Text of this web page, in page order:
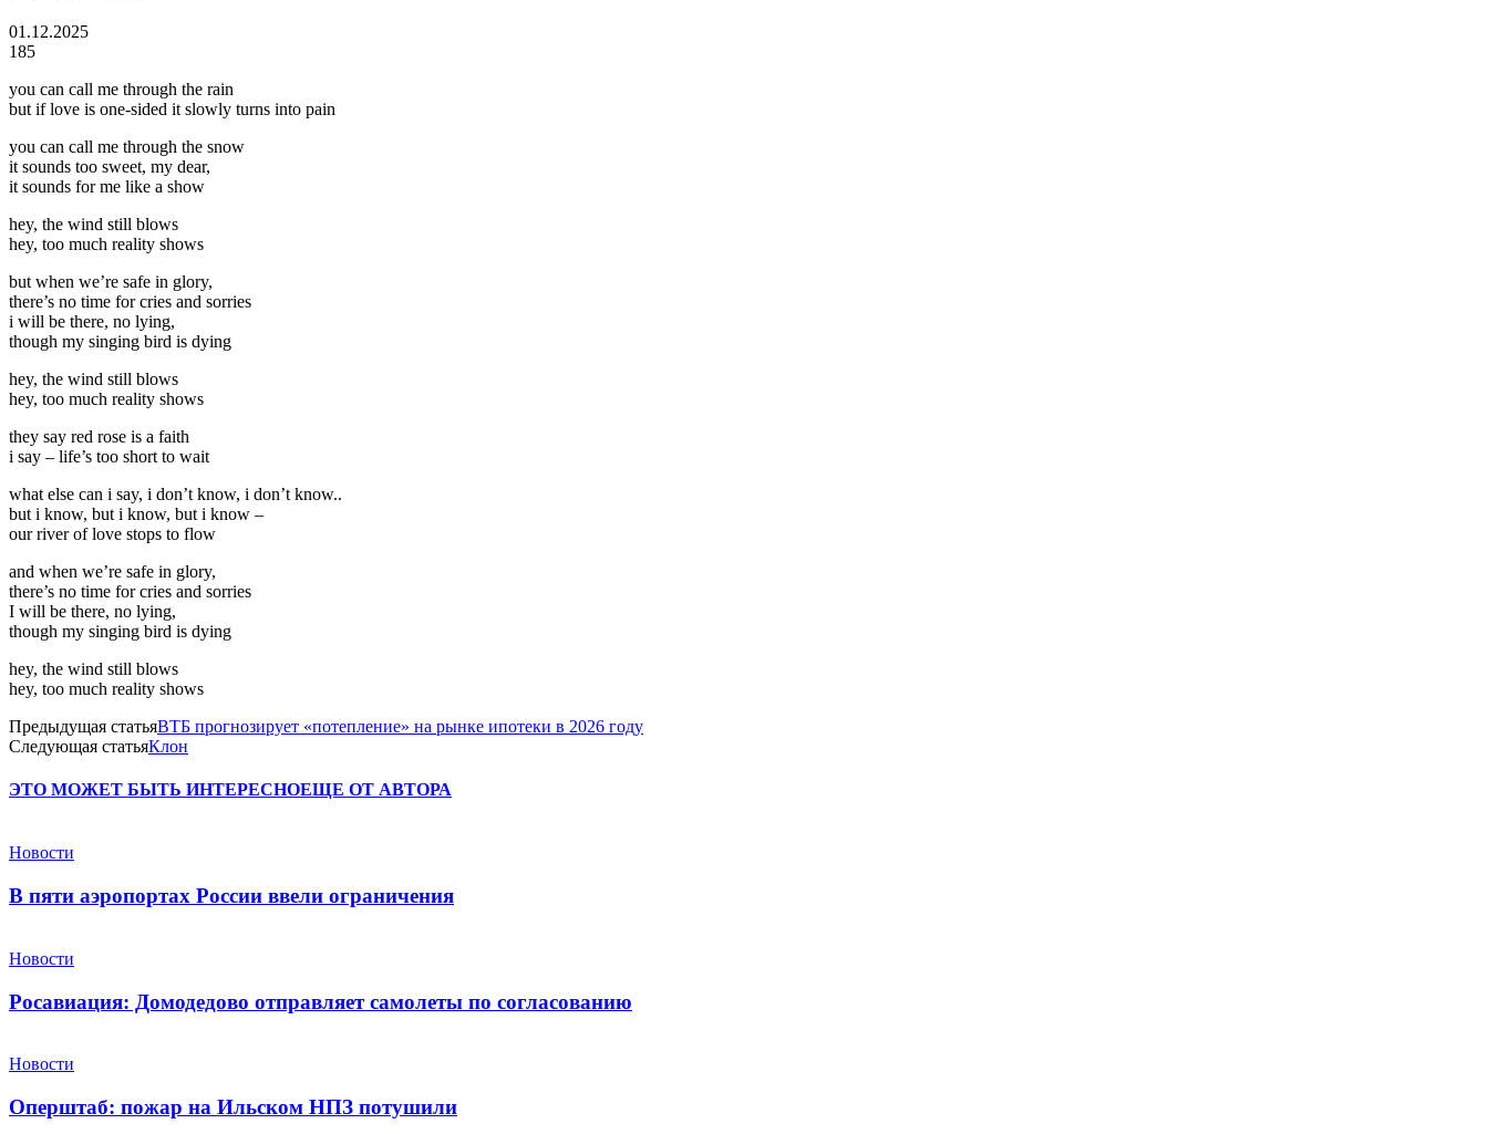
01.12.2025
185
you can call me through the rain
but if love is one-sided it slowly turns into pain
you can call me through the snow
it sounds too sweet, my dear,
it sounds for me like a show
hey, the wind still blows
hey, too much reality shows
but when we’re safe in glory,
there’s no time for cries and sorries
i will be there, no lying,
though my singing bird is dying
hey, the wind still blows
hey, too much reality shows
they say red rose is a faith
i say – life’s too short to wait
what else can i say, i don’t know, i don’t know..
but i know, but i know, but i know –
our river of love stops to flow
and when we’re safe in glory,
there’s no time for cries and sorries
I will be there, no lying,
though my singing bird is dying
hey, the wind still blows
hey, too much reality shows
Предыдущая статьяВТБ прогнозирует «потепление» на рынке ипотеки в 2026 году
Следующая статьяКлон
ЭТО МОЖЕТ БЫТЬ ИНТЕРЕСНОЕЩЕ ОТ АВТОРА
Новости
В пяти аэропортах России ввели ограничения
Новости
Росавиация: Домодедово отправляет самолеты по согласованию
Новости
Оперштаб: пожар на Ильском НПЗ потушили